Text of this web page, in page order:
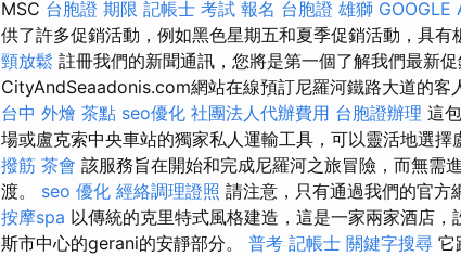
MSC 台胞證 期限 記帳士 考試 報名 台胞證 雄獅 GOOGLE
供了許多促銷活動，例如黑色星期五和夏季促銷活動，具有
頸放鬆 註冊我們的新聞通訊，您將是第一個了解我們最新
CityAndSeaadonis.com網站在線預訂尼羅河鐵路大道的客
台中 外燴 茶點 seo優化 社團法人代辦費用 台胞證辦理 這
場或盧克索中央車站的獨家私人運輸工具，可以靈活地選擇
撥筋 茶會 該服務旨在開始和完成尼羅河之旅冒險，而無需
渡。 seo 優化 經絡調理證照 請注意，只有通過我們的官方
按摩spa 以傳統的克里特式風格建造，這是一家兩家酒店
斯市中心的gerani的安靜部分。 普考 記帳士 關鍵字搜尋 它